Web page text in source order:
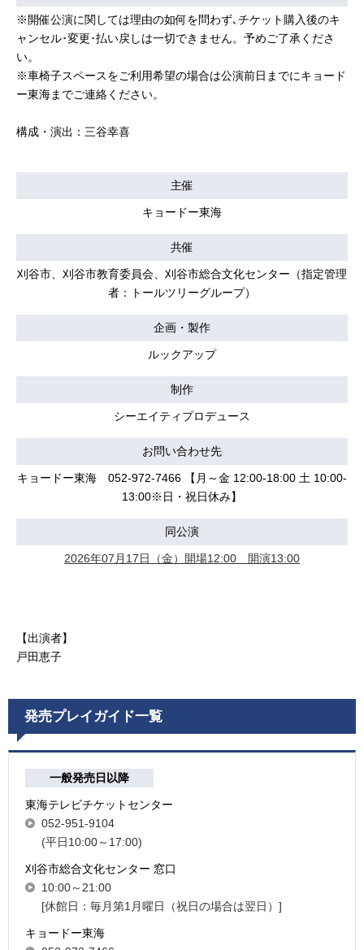
※開催公演に関しては理由の如何を問わず､チケット購入後のキ
ャンセル･変更･払い戻しは一切できません。予めご了承くださ
い。
※車椅子スペースをご利用希望の場合は公演前日までにキョード
ー東海までご連絡ください。
構成・演出：三谷幸喜
主催
キョードー東海
共催
刈谷市、刈谷市教育委員会、刈谷市総合文化センター（指定管理
者：トールツリーグループ）
企画・製作
ルックアップ
制作
シーエイティプロデュース
お問い合わせ先
キョードー東海 052-972-7466 【月～金 12:00-18:00 土 10:00-
13:00※日・祝日休み】
同公演
2026年07月17日（金）開場12:00 開演13:00
【出演者】
戸田恵子
発売プレイガイド一覧
一般発売日以降
東海テレビチケットセンター
052-951-9104
(平日10:00～17:00)
刈谷市総合文化センター 窓口
10:00～21:00
[休館日：毎月第1月曜日（祝日の場合は翌日）]
キョードー東海